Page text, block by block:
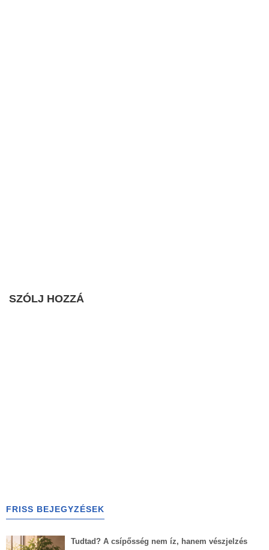
SZÓLJ HOZZÁ
FRISS BEJEGYZÉSEK
Tudtad? A csípősség nem íz, hanem vészjelzés